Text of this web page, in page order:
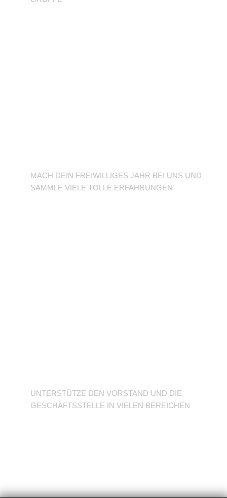
MACH DEIN FREIWILLIGES JAHR BEI UNS UND
SAMMLE VIELE TOLLE ERFAHRUNGEN
UNTERSTÜTZE DEN VORSTAND UND DIE
GESCHÄFTSSTELLE IN VIELEN BEREICHEN